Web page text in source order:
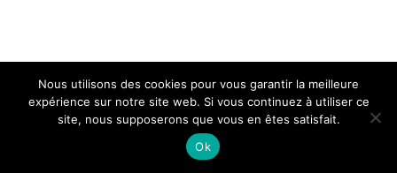
Nous utilisons des cookies pour vous garantir la meilleure
expérience sur notre site web. Si vous continuez à utiliser ce
site, nous supposerons que vous en êtes satisfait.
Ok